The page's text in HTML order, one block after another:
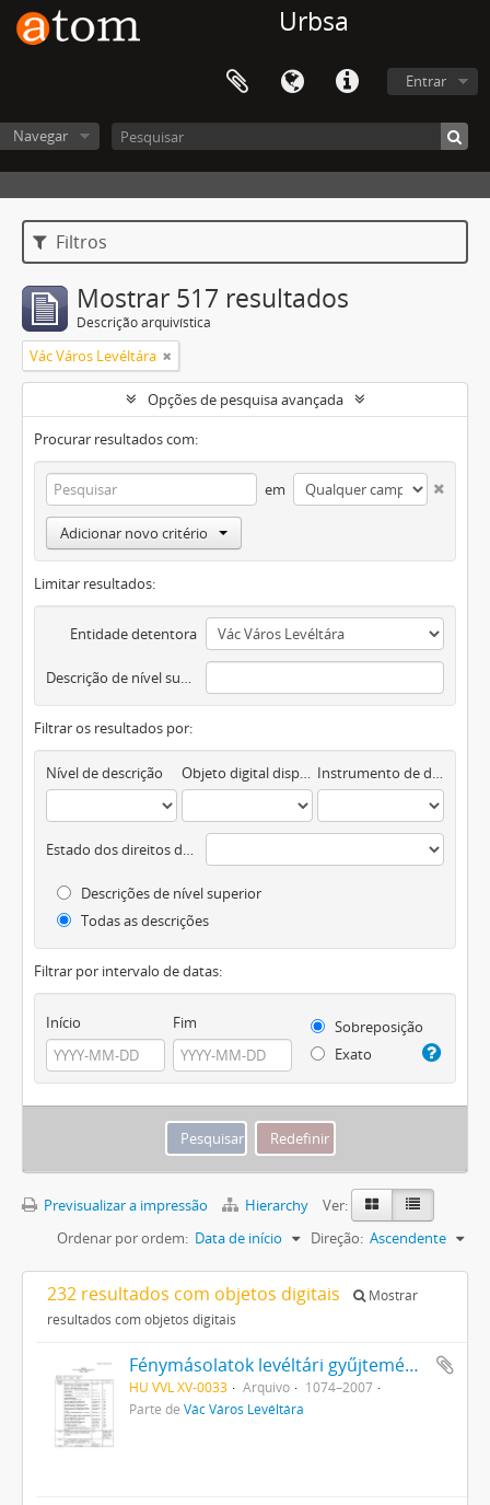
Urbsa
Entrar
Navegar
Filtros
Mostrar 517 resultados
Descrição arquivística
Vác Város Levéltára
Opções de pesquisa avançada
Procurar resultados com:
em
Adicionar novo critério
Limitar resultados:
Entidade detentora
Descrição de nível superior
Filtrar os resultados por:
Nível de descrição Objeto digital disponível Instrumento de descrição documental
Estado dos direitos de autor
Descrições de nível superior
Todas as descrições
Filtrar por intervalo de datas:
Início Fim
Sobreposição
Exato
Previsualizar a impressão Hierarchy
Ver:
Ordenar por ordem: Data de início Direção: Ascendente
232 resultados com objetos digitais
Mostrar
resultados com objetos digitais
Fénymásolatok levéltári gyűjteménye
HU VVL XV-0033 Arquivo
1074–2007
Parte de Vác Város Levéltára